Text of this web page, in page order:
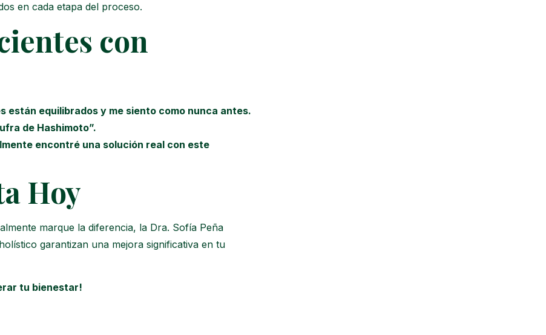
en cada etapa del proceso.
con
están equilibrados y me siento como nunca antes.
de Hashimoto”.
encontré una solución real con este
Hoy
marque la diferencia, la Dra. Sofía Peña
garantizan una mejora significativa en tu
tu bienestar!